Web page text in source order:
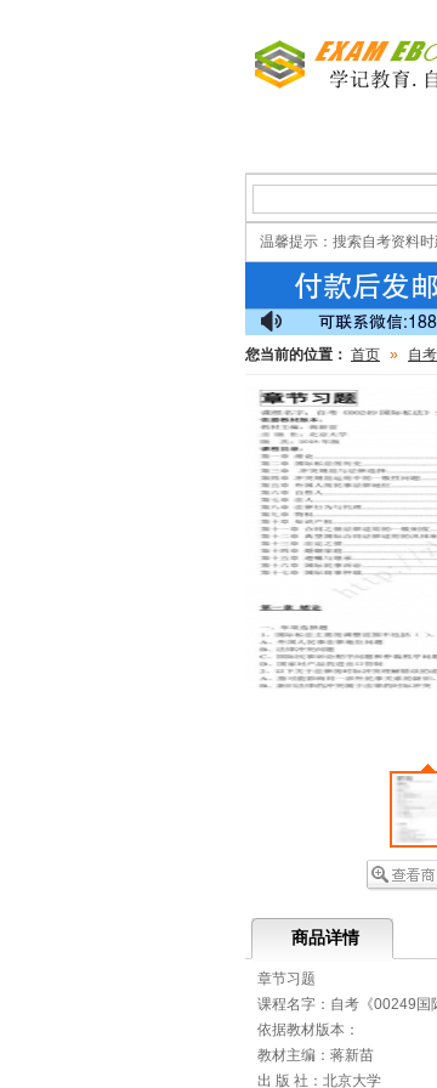
温馨提示： 搜索自考资料
您当前的位置： 首页 » 自
商品详情
章节习题
课程名字：自考《00249国
依据教材版本：
教材主编：蒋新苗
出 版 社：北京大学